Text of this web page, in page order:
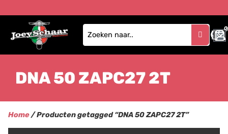
0
0
DNA 50 ZAPC27 2T
Home/ Producten getagged “DNA 50 ZAPC27 2T”